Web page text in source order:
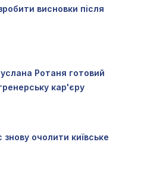
висновки після
Ротаня готовий
кар'єру
очолити київське